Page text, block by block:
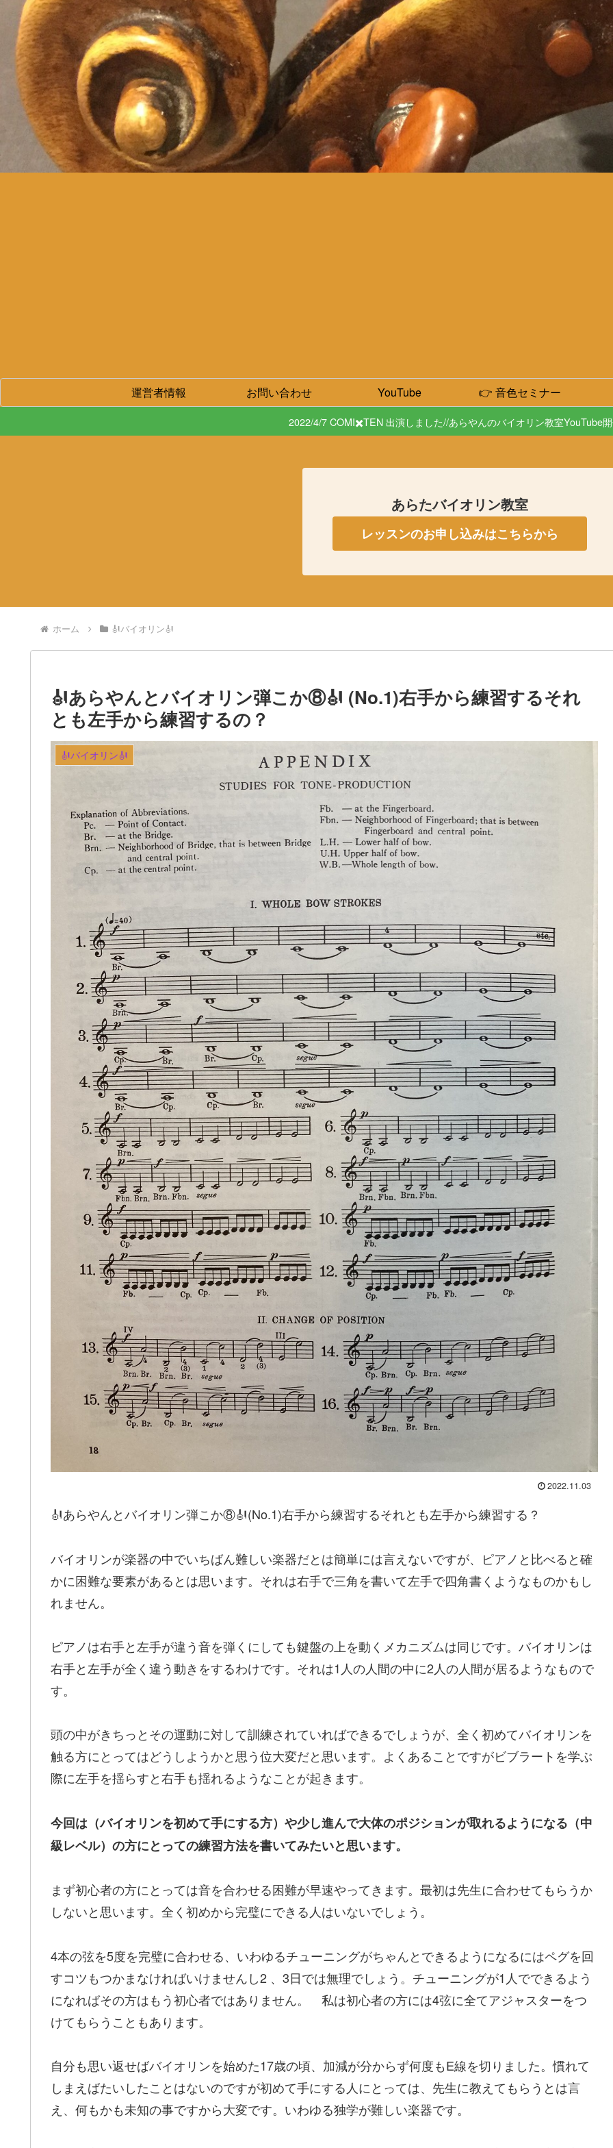
運営者情報 お問い合わせ YouTube 👉 音色セミナー
2022/4/7 COMI✖️TEN 出演しました//あらやんのバイオリン教室YouTube
あらたバイオリン教室
レッスンのお申し込みはこちらから
ホーム 🎻バイオリン🎻
🎻あらやんとバイオリン弾こか⑧🎻 (No.1)右手から練習するそれ
とも左手から練習するの？
🎻バイオリン🎻
2022.11.03
🎻あらやんとバイオリン弾こか⑧🎻(No.1)右手から練習するそれとも左手から練習する？
バイオリンが楽器の中でいちばん難しい楽器だとは簡単には言えないですが、ピアノと比べると確
かに困難な要素があるとは思います。 それは右手で三角を書いて左手で四角書くようなものかもし
れません。
ピアノは右手と左手が違う音を弾くにしても鍵盤の上を動くメカニズムは同じです。 バイオリンは
右手と左手が全く違う動きをするわけです。それは1 人の人間の中に2人の人間が居るようなもので
す。
頭の中がきちっとその運動に対して訓練されていればできるでしょうが、全く初めてバイオリンを
触る方にとってはどうしようかと思う位大変だと思います。 よくあることですがビブラートを学ぶ
際に左手を揺らすと右手も揺れるようなことが起きます。
今回は（バイオリンを初めて手にする方）や少し進んで大体のポジションが取れるようになる（中
級レベル）の方にとっての練習方法を書いてみたいと思います。
まず初心者の方にとっては音を合わせる困難が早速やってきます。最初は先生に合わせてもらうか
しないと思います。全く初めから完璧にできる人はいないでしょう。
4本の弦を5度を完璧に合わせる、いわゆるチューニングがちゃんとできるようになるにはペグを回
すコツもつかまなければいけませんし2 、 3日では無理でしょう。 チューニングが1 人でできるよう
になればその方はもう初心者ではありません。 私は初心者の方には4弦に全てアジャスターをつ
けてもらうこともあります。
自分も思い返せばバイオリンを始めた17歳の頃、加減が分からず何度もE線を切りました。慣れて
しまえばたいしたことはないのですが初めて手にする人にとっては、先生に教えてもらうとは言
え、何もかも未知の事ですから大変です。いわゆる独学が難しい楽器です。